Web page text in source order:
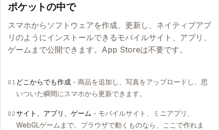
ポケットの中で
スマホからソフトウェアを作成、更新し、ネイティブアプ
リのようにインストールできるモバイルサイト、アプリ、
ゲームまで公開できます。App Storeは不要です。
01 どこからでも作成- 商品を追加し、写真をアップロードし、思
いついた瞬間にスマホから更新できます。
02サイト、アプリ、ゲーム - モバイルサイト、ミニアプリ、
WebGLゲームまで。ブラウザで動くものなら、ここで作れま